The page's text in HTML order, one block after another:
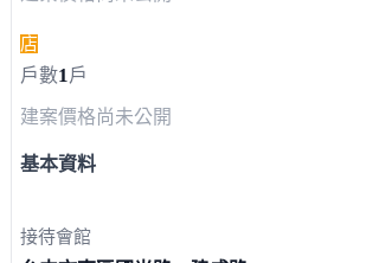
店
戶數1戶
建案價格尚未公開
基本資料
接待會館